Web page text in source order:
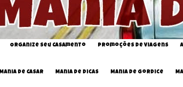
Organize seu Casamento Promoções de Viagens
Mania de Casar Mania de Dicas Mania de Gordice